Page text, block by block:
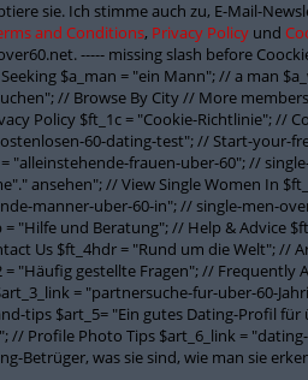
sie. Ich stimme auch zu, E-Mail-
and Conditions, Privacy Policy und
----- missing slash before
$a_man = "ein Mann"; // a man
// Browse By City // More
Policy $ft_1c = "Cookie-Richtlinie"; //
60-dating-test"; // Start-your-
frauen-uber-60"; //
ansehen"; // View Single Women In
manner-uber-60-in"; // single-men-
und Beratung"; // Help & Advice
Us $ft_4hdr = "Rund um die Welt"; //
"Häufig gestellte Fragen"; //
= "partnersuche-fur-uber-60-
tips $art_5= "Ein gutes Dating-Profil
Profile Photo Tips $art_6_link =
Betrüger, was sie sind, wie man sie